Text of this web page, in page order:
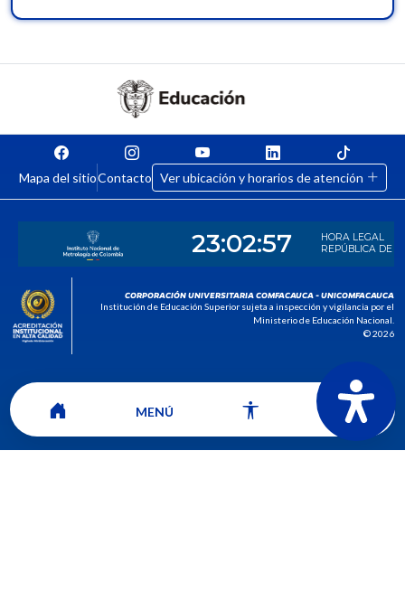
Mapa del sitioContacto Ver ubicación y horarios de atención
CORPORACIÓN UNIVERSITARIA COMFACAUCA - UNICOMFACAUCA
Institución de Educación Superior sujeta a inspección y vigilancia por el
Ministerio de Educación Nacional.
© 2026
MENÚ